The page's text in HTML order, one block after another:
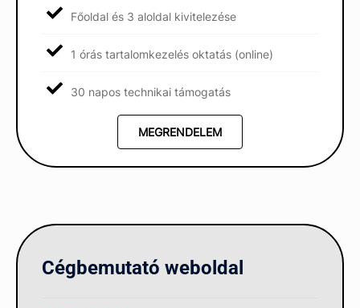
Főoldal és 3 aloldal kivitelezése
1 órás tartalomkezelés oktatás (online)
30 napos technikai támogatás
MEGRENDELEM
Cégbemutató weboldal